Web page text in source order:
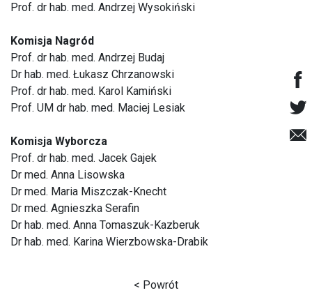
Prof. dr hab. med. Andrzej Wysokiński
Komisja Nagród
Prof. dr hab. med. Andrzej Budaj
Dr hab. med. Łukasz Chrzanowski
Prof. dr hab. med. Karol Kamiński
Prof. UM dr hab. med. Maciej Lesiak
Komisja Wyborcza
Prof. dr hab. med. Jacek Gajek
Dr med. Anna Lisowska
Dr med. Maria Miszczak-Knecht
Dr med. Agnieszka Serafin
Dr hab. med. Anna Tomaszuk-Kazberuk
Dr hab. med. Karina Wierzbowska-Drabik
< Powrót